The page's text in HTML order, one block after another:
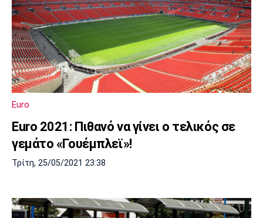
Euro
Euro 2021: Πιθανό να γίνει ο τελικός σε
γεμάτο «Γουέμπλεϊ»!
Τρίτη, 25/05/2021 23:38